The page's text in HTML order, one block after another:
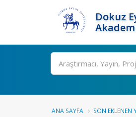
Dokuz
Ara
ANA SAYFA SON EKLENEN